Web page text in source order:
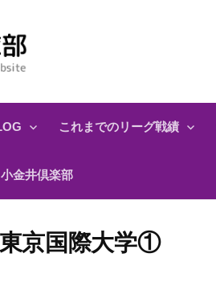
これまでのリーグ戦績
小金井倶楽部
京国際大学①